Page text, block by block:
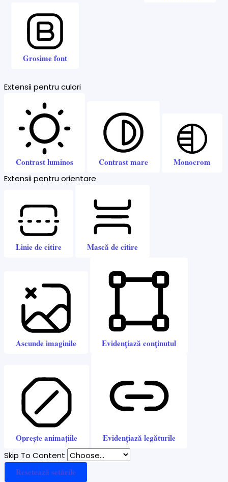
Grosime font
Extensii pentru culori
Contrast luminos Contrast mare Monocrom
Extensii pentru orientare
Linie de citire Mască de citire
Ascunde imaginile Evidențiază conținutul
Oprește animațiile Evidențiază legăturile
Skip To Content
Resetează setările